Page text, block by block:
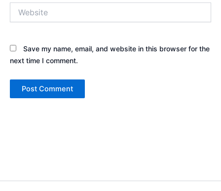
Save my name, email, and website in this browser for the
next time I comment.